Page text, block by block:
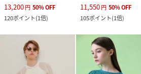
13,200円 50%OFF
120ポイント(1倍)
11,550円 50%OFF
105ポイント(1倍)